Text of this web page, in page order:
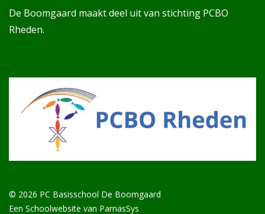
De Boomgaard maakt deel uit van stichting PCBO
Rheden.
© 2026 PC Basisschool De Boomgaard
Een Schoolwebsite van ParnasSys